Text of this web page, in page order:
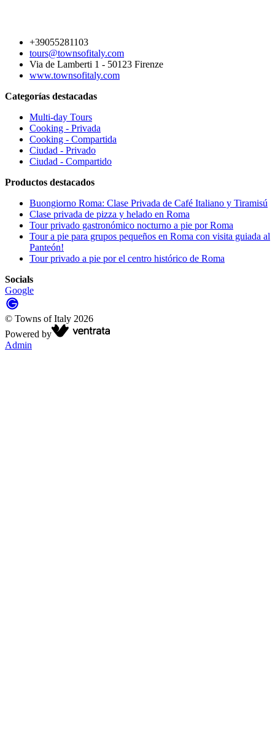
+39055281103
tours@townsofitaly.com
Via de Lamberti 1 - 50123 Firenze
www.townsofitaly.com
Categorías destacadas
Multi-day Tours
Cooking - Privada
Cooking - Compartida
Ciudad - Privado
Ciudad - Compartido
Productos destacados
Buongiorno Roma: Clase Privada de Café Italiano y Tiramisú
Clase privada de pizza y helado en Roma
Tour privado gastronómico nocturno a pie por Roma
Tour a pie para grupos pequeños en Roma con visita guiada al
Panteón!
Tour privado a pie por el centro histórico de Roma
Socials
Google
© Towns of Italy 2026
Powered by
Admin